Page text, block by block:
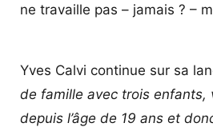
ne travaille pas – jamais ? –
Yves Calvi continue sur sa
de famille avec trois enfants,
depuis l’âge de 19 ans et